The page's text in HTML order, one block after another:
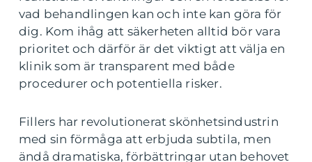
vad behandlingen kan och inte kan göra för
dig. Kom ihåg att säkerheten alltid bör vara
prioritet och därför är det viktigt att välja en
klinik som är transparent med både
procedurer och potentiella risker.
Fillers har revolutionerat skönhetsindustrin
med sin förmåga att erbjuda subtila, men
ändå dramatiska, förbättringar utan behovet